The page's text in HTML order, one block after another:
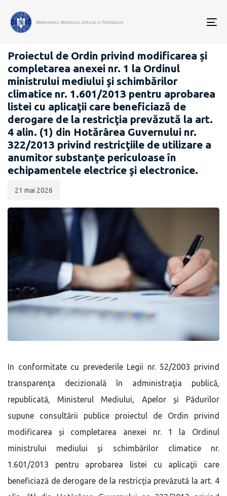
PROIECTE ACTE NORMATIVE
Proiectul de Ordin privind modificarea și
completarea anexei nr. 1 la Ordinul
ministrului mediului şi schimbărilor
climatice nr. 1.601/2013 pentru aprobarea
listei cu aplicaţii care beneficiază de
derogare de la restricţia prevăzută la art.
4 alin. (1) din Hotărârea Guvernului nr.
322/2013 privind restricţiile de utilizare a
anumitor substanţe periculoase în
echipamentele electrice şi electronice.
publicării:
21 mai 2026
In conformitate cu prevederile Legii nr. 52/2003 privind
transparenţa decizională în administraţia publică,
republicată, Ministerul Mediului, Apelor și Pădurilor
supune consultării publice proiectul de Ordin privind
modificarea și completarea anexei nr. 1 la Ordinul
ministrului mediului şi schimbărilor climatice nr.
1.601/2013 pentru aprobarea listei cu aplicaţii care
beneficiază de derogare de la restricţia prevăzută la art. 4